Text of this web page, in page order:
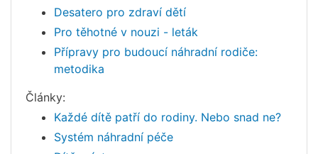
Desatero pro zdraví dětí
Pro těhotné v nouzi - leták
Přípravy pro budoucí náhradní rodiče:
metodika
Články:
Každé dítě patří do rodiny. Nebo snad ne?
Systém náhradní péče